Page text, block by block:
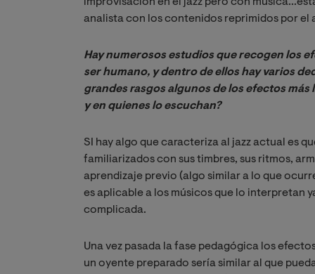
improvisación en el jazz pero con
analista con los contenidos reprimidos por el
Hay numerosos estudios que recogen los
ser humano, y dentro de ellos hay varios
grandes rasgos algunos de los efectos
y en quienes lo escuchan?
SI hay algo que caracteriza al jazz actual es
familiarizados con sus timbres, sus ritmos,
aprendizaje previo (algo similar a lo que
es aplicable a los músicos que lo interpretan
complicada.
Una vez pasada la fase pedagógica los
un oyente preparado sería similar al que